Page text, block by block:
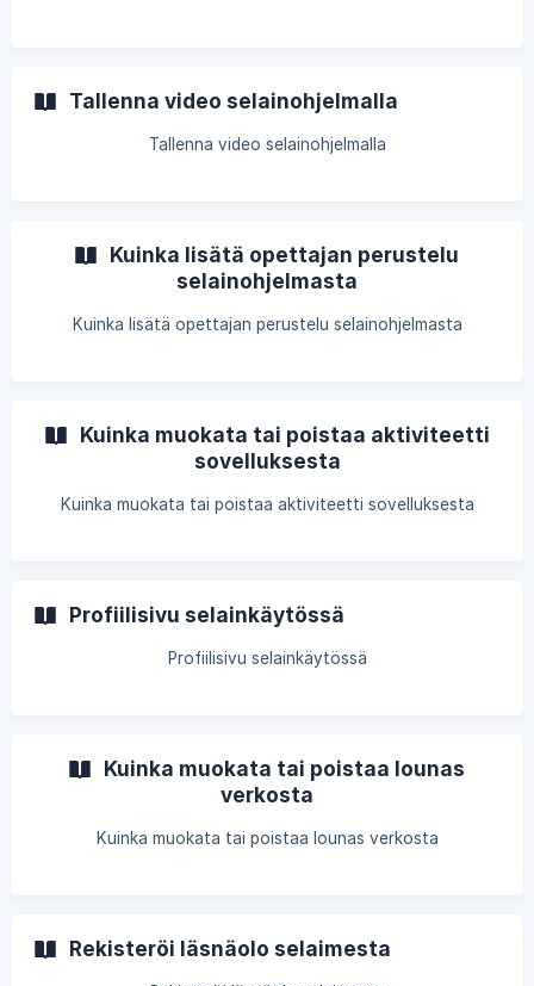
Tallenna video selainohjelmalla
Tallenna video selainohjelmalla
Kuinka lisätä opettajan perustelu
selainohjelmasta
Kuinka lisätä opettajan perustelu selainohjelmasta
Kuinka muokata tai poistaa aktiviteetti
sovelluksesta
Kuinka muokata tai poistaa aktiviteetti sovelluksesta
Profiilisivu selainkäytössä
Profiilisivu selainkäytössä
Kuinka muokata tai poistaa lounas
verkosta
Kuinka muokata tai poistaa lounas verkosta
Rekisteröi läsnäolo selaimesta